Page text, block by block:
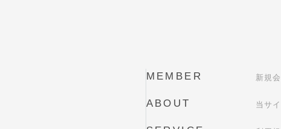
MEMBER 新規
ABOUT 当サ